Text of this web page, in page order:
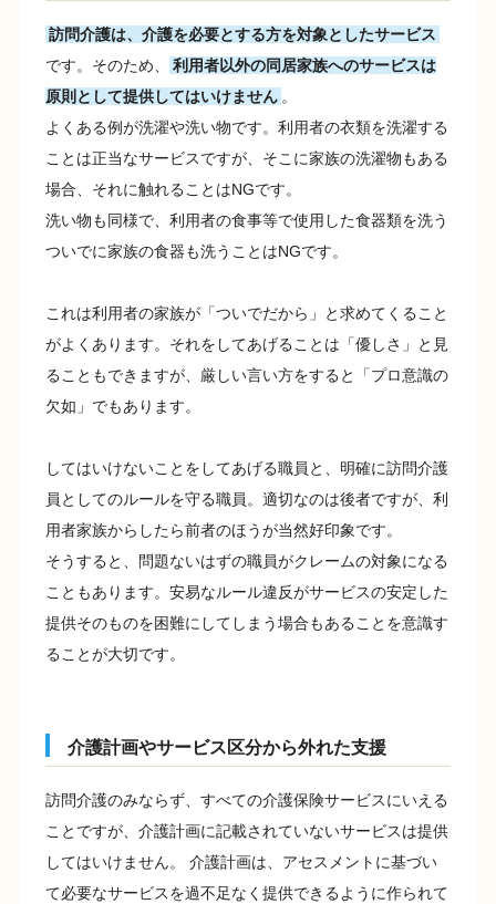
訪問介護は、介護を必要とする方を対象としたサービス
です。そのため、
利用者以外の同居家族へのサービスは
原則として提供してはいけません 。
よくある例が洗濯や洗い物です。利用者の衣類を洗濯する
ことは正当なサービスですが、そこに家族の洗濯物もある
場合、それに触れることはNGです。
洗い物も同様で、利用者の食事等で使用した食器類を洗う
ついでに家族の食器も洗うことはNGです。
これは利用者の家族が「ついでだから」と求めてくること
がよくあります。それをしてあげることは「優しさ」と見
ることもできますが、厳しい言い方をすると「プロ意識の
欠如」でもあります。
してはいけないことをしてあげる職員と、明確に訪問介護
員としてのルールを守る職員。適切なのは後者ですが、利
用者家族からしたら前者のほうが当然好印象です。
そうすると、問題ないはずの職員がクレームの対象になる
こともあります。安易なルール違反がサービスの安定した
提供そのものを困難にしてしまう場合もあることを意識す
ることが大切です。
介護計画やサービス区分から外れた支援
訪問介護のみならず、すべての介護保険サービスにいえる
ことですが、介護計画に記載されていないサービスは提供
してはいけません。 介護計画は、アセスメントに基づい
て必要なサービスを過不足なく提供できるように作られて